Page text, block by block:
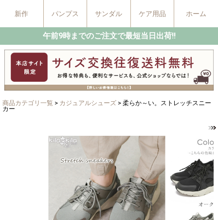
新作 パンプス サンダル ケア用品 ホーム
午前9時までのご注文で最短当日出荷!!
商品カテゴリ一覧 > カジュアルシューズ > 柔らか～い。ストレッチスニー
カー